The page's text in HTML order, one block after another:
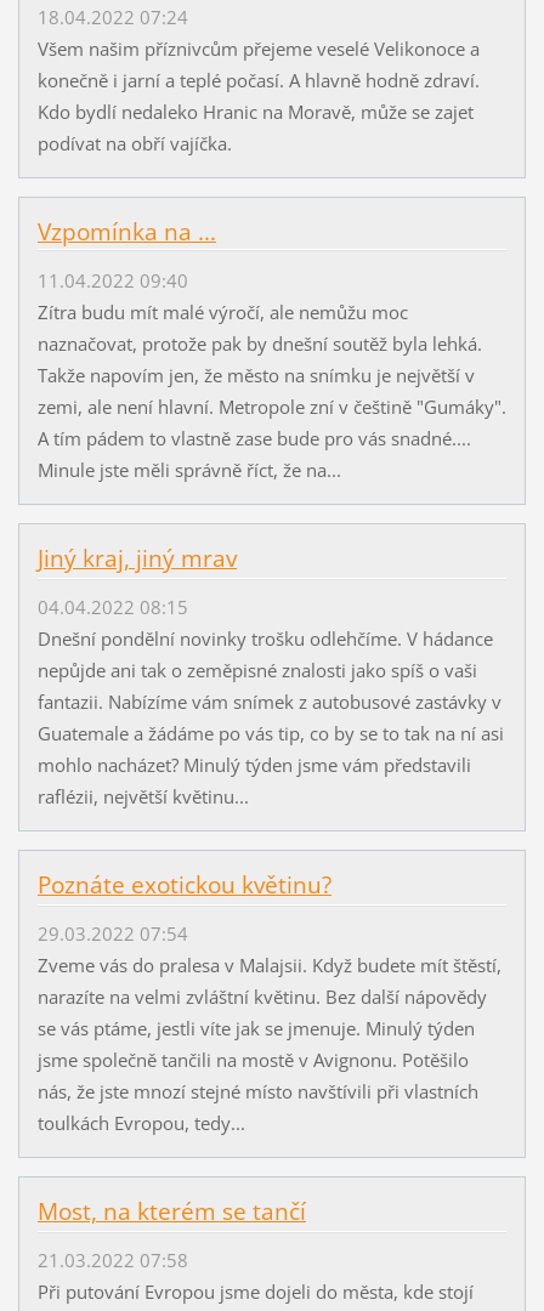
18.04.2022 07:24
Všem našim příznivcům přejeme veselé Velikonoce a
konečně i jarní a teplé počasí. A hlavně hodně zdraví.
Kdo bydlí nedaleko Hranic na Moravě, může se zajet
podívat na obří vajíčka.
Vzpomínka na ...
11.04.2022 09:40
Zítra budu mít malé výročí, ale nemůžu moc
naznačovat, protože pak by dnešní soutěž byla lehká.
Takže napovím jen, že město na snímku je největší v
zemi, ale není hlavní. Metropole zní v češtině "Gumáky".
A tím pádem to vlastně zase bude pro vás snadné....
Minule jste měli správně říct, že na...
Jiný kraj, jiný mrav
04.04.2022 08:15
Dnešní pondělní novinky trošku odlehčíme. V hádance
nepůjde ani tak o zeměpisné znalosti jako spíš o vaši
fantazii. Nabízíme vám snímek z autobusové zastávky v
Guatemale a žádáme po vás tip, co by se to tak na ní asi
mohlo nacházet? Minulý týden jsme vám představili
raflézii, největší květinu...
Poznáte exotickou květinu?
29.03.2022 07:54
Zveme vás do pralesa v Malajsii. Když budete mít štěstí,
narazíte na velmi zvláštní květinu. Bez další nápovědy
se vás ptáme, jestli víte jak se jmenuje. Minulý týden
jsme společně tančili na mostě v Avignonu. Potěšilo
nás, že jste mnozí stejné místo navštívili při vlastních
toulkách Evropou, tedy...
Most, na kterém se tančí
21.03.2022 07:58
Při putování Evropou jsme dojeli do města, kde stojí